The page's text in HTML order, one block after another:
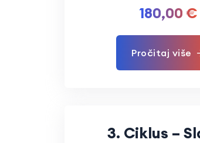
180,00 €
Pročitaj više
3. Ciklus –